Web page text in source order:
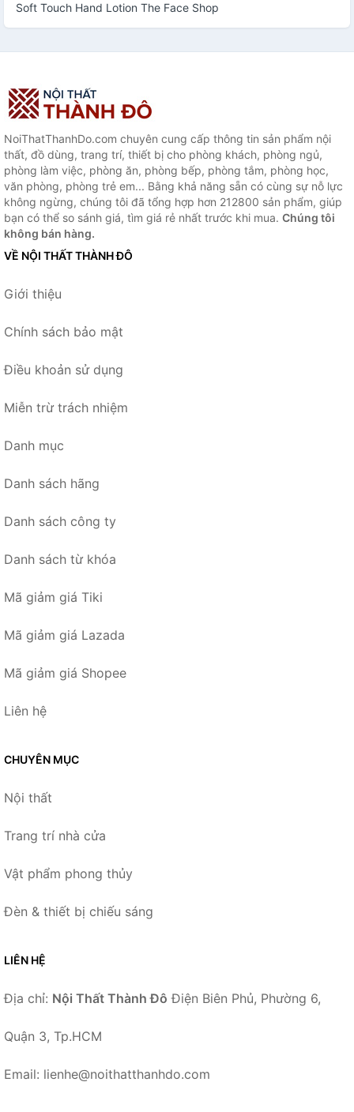
Soft Touch Hand Lotion The Face Shop
NoiThatThanhDo.com chuyên cung cấp thông tin sản phẩm nội
thất, đồ dùng, trang trí, thiết bị cho phòng khách, phòng ngủ,
phòng làm việc, phòng ăn, phòng bếp, phòng tắm, phòng học,
văn phòng, phòng trẻ em... Bằng khả năng sẵn có cùng sự nỗ lực
không ngừng, chúng tôi đã tổng hợp hơn 212800 sản phẩm, giúp
bạn có thể so sánh giá, tìm giá rẻ nhất trước khi mua. Chúng tôi
không bán hàng.
VỀ NỘI THẤT THÀNH ĐÔ
Giới thiệu
Chính sách bảo mật
Điều khoản sử dụng
Miễn trừ trách nhiệm
Danh mục
Danh sách hãng
Danh sách công ty
Danh sách từ khóa
Mã giảm giá Tiki
Mã giảm giá Lazada
Mã giảm giá Shopee
Liên hệ
CHUYÊN MỤC
Nội thất
Trang trí nhà cửa
Vật phẩm phong thủy
Đèn & thiết bị chiếu sáng
LIÊN HỆ
Địa chỉ: Nội Thất Thành Đô Điện Biên Phủ, Phường 6,
Quận 3, Tp.HCM
Email: lienhe@noithatthanhdo.com